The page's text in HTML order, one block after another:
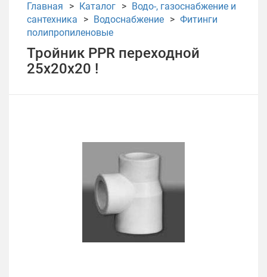
Главная Каталог
Водо-, газоснабжение и
сантехника
Водоснабжение
Фитинги
полипропиленовые
Тройник PPR переходной
25х20х20 !